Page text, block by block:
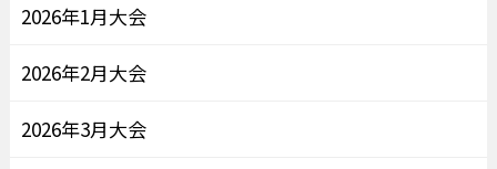
2026年1月大会
2026年2月大会
2026年3月大会